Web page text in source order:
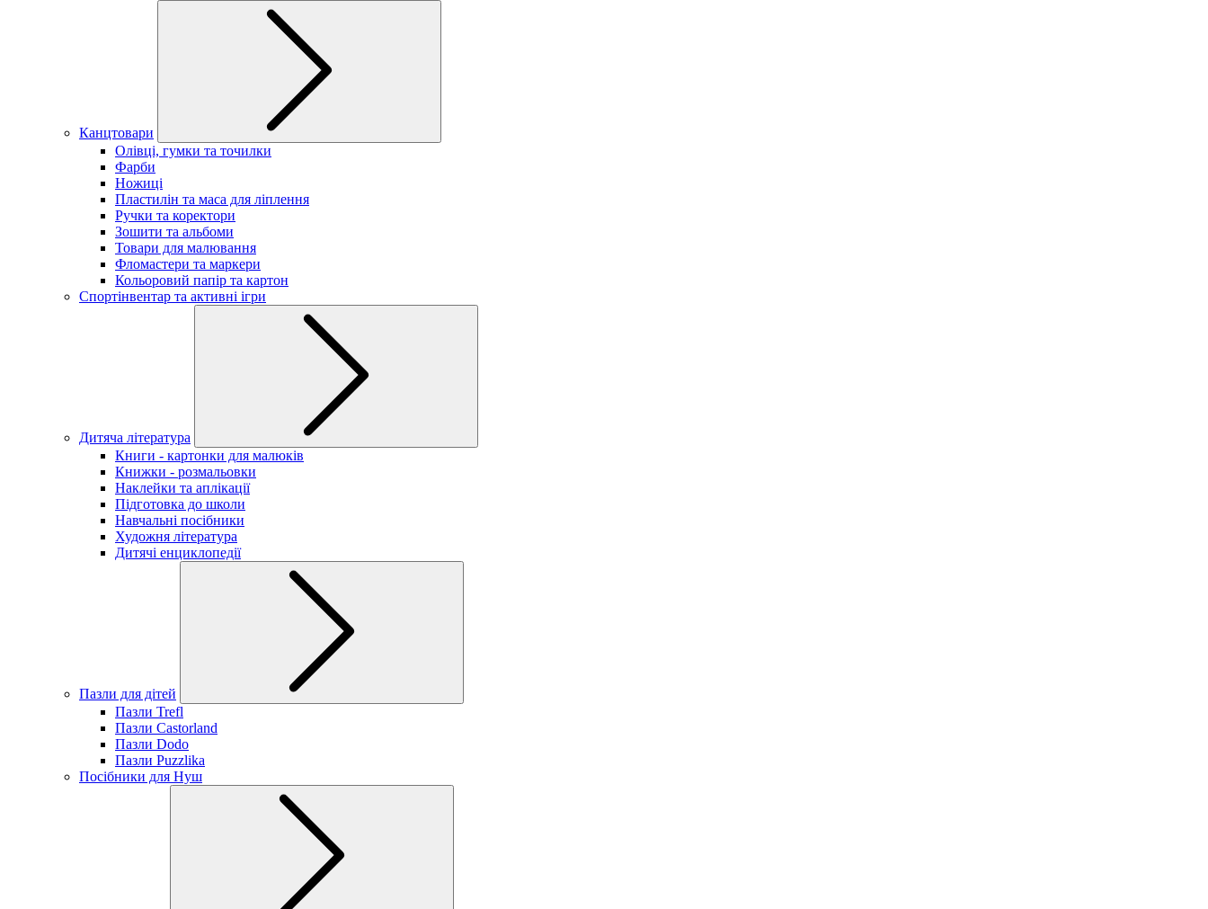
Канцтовари
Олівці, гумки та точилки
Фарби
Ножиці
Пластилін та маса для ліплення
Ручки та коректори
Зошити та альбоми
Товари для малювання
Фломастери та маркери
Кольоровий папір та картон
Спортінвентар та активні ігри
Дитяча література
Книги - картонки для малюків
Книжки - розмальовки
Наклейки та аплікації
Підготовка до школи
Навчальні посібники
Художня література
Дитячі енциклопедії
Пазли для дітей
Пазли Trefl
Пазли Castorland
Пазли Dodo
Пазли Puzzlika
Посібники для Нуш